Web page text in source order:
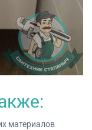
материалов